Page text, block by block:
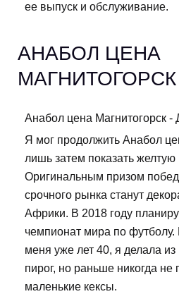
ее выпуск и обслуживание.
АНАБОЛ ЦЕНА
МАГНИТОГОРСК
Анабол цена Магнитогорск -
Я мог продолжить Анабол
лишь затем показать желтую
Оригинальным призом
срочного рынка станут
Африки. В 2018 году
чемпионат мира по футболу.
меня уже лет 40, я делала из
пирог, но раньше никогда не
маленькие кексы.